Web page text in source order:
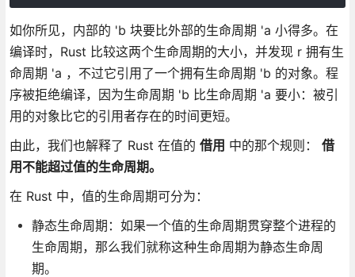
如你所见，内部的 'b 块要比外部的生命周期 'a 小得多。在
编译时，Rust 比较这两个生命周期的大小，并发现 r 拥有生
命周期 'a ，不过它引用了一个拥有生命周期 'b 的对象。程
序被拒绝编译，因为生命周期 'b 比生命周期 'a 要小：被引
用的对象比它的引用者存在的时间更短。
由此，我们也解释了 Rust 在值的 借用 中的那个规则： 借
用不能超过值的生命周期。
在 Rust 中，值的生命周期可分为：
静态生命周期：如果一个值的生命周期贯穿整个进程的
生命周期，那么我们就称这种生命周期为静态生命周
期。